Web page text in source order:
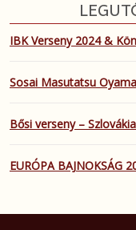
IBK Verseny 2024 &
Sosai Masutatsu
Bősi verseny –
EURÓPA BAJNOKSÁG